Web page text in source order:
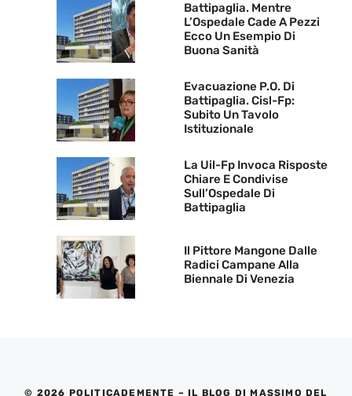
Battipaglia. Mentre
L’Ospedale Cade A Pezzi
Ecco Un Esempio Di
Buona Sanità
Evacuazione P.O. Di
Battipaglia. Cisl-Fp:
Subito Un Tavolo
Istituzionale
La Uil-Fp Invoca Risposte
Chiare E Condivise
Sull’Ospedale Di
Battipaglia
Il Pittore Mangone Dalle
Radici Campane Alla
Biennale Di Venezia
© 2026 POLITICADEMENTE – IL BLOG DI MASSIMO DEL